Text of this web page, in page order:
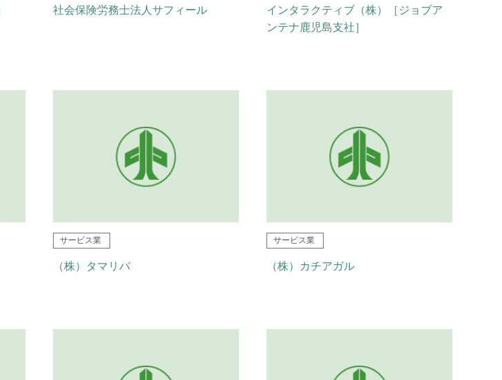
社会保険労務士法人サフィール
インタラクティブ（株）［ジョブア
ンテナ鹿児島支社］
サービス業
（株）タマリバ
サービス業
（株）カチアガル